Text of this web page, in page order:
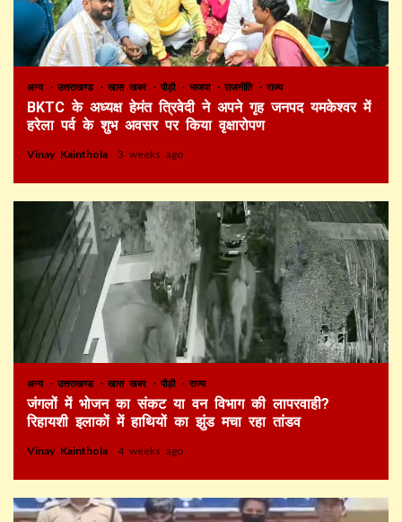
अन्य उत्तराखण्ड खास खबर पौड़ी भाजपा राजनीति राज्य
BKTC के अध्यक्ष हेमंत त्रिवेदी ने अपने गृह जनपद यमकेश्वर में
हरेला पर्व के शुभ अवसर पर किया वृक्षारोपण
Vinay Kainthola 3 weeks ago
अन्य उत्तराखण्ड खास खबर पौड़ी राज्य
जंगलों में भोजन का संकट या वन विभाग की लापरवाही?
रिहायशी इलाकों में हाथियों का झुंड मचा रहा तांडव
Vinay Kainthola 4 weeks ago